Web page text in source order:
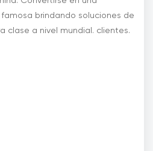
brindando soluciones de
clase a nivel mundial. clientes.